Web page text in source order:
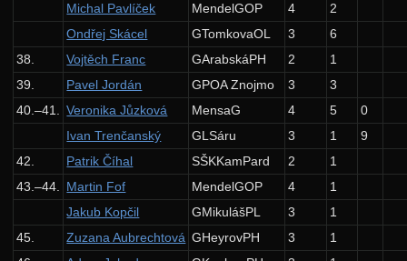
Michal Pavlíček
MendelGOP 4
2
Ondřej Skácel
GTomkovaOL 3
6
38.
Vojtěch Franc GArabskáPH 2
1
39.
Pavel Jordán GPOA Znojmo 3
3
40.–41.
Veronika Jůzková MensaG 4 5
0
Ivan Trenčanský
GLSáru 3 1
9
42.
Patrik Číhal SŠKKamPard 2
1
43.–44.
Martin Fof MendelGOP 4
1
Jakub Kopčil
GMikulášPL 3
1
45.
Zuzana Aubrechtová GHeyrovPH 3
1
29. ročník: 16/17
28. ročník: 15/16
27. ročník: 14/15
26. ročník: 13/14
25. ročník: 12/13
24. ročník: 11/12
23. ročník: 10/11
22. ročník: 09/10